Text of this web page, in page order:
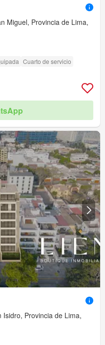
Miguel, Provincia de Lima,
Cuarto de servicio
Isidro, Provincia de Lima,